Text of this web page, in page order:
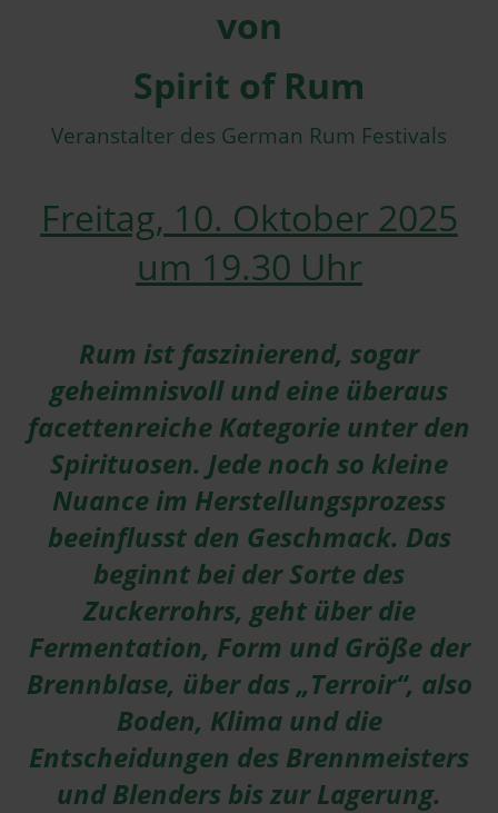
von
Spirit of Rum
Veranstalter des German Rum Festivals
Freitag, 10. Oktober 2025
um 19.30 Uhr
Rum ist faszinierend, sogar
geheimnisvoll und eine überaus
facettenreiche Kategorie unter den
Spirituosen. Jede noch so kleine
Nuance im Herstellungsprozess
beeinflusst den Geschmack. Das
beginnt bei der Sorte des
Zuckerrohrs, geht über die
Fermentation, Form und Größe der
Brennblase, über das „Terroir“, also
Boden, Klima und die
Entscheidungen des Brennmeisters
und Blenders bis zur Lagerung.